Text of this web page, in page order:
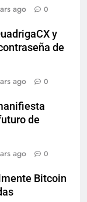
ago 0
y
de
ago 0
de
ago 0
Bitcoin